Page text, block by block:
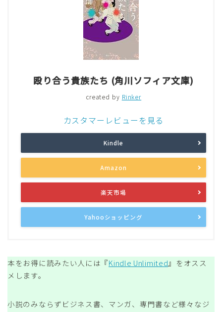
殴り合う貴族たち (角川ソフィア文庫)
created by Rinker
カスタマーレビューを見る
Kindle
Amazon
楽天市場
Yahooショッピング
本をお得に読みたい人には『Kindle Unlimited』をオスス
メします。
小説のみならずビジネス書、マンガ、専門書など様々なジ